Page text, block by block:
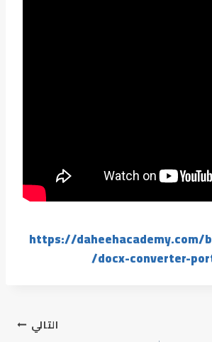
https://daheehacademy.com/
docx-converter-
التالي